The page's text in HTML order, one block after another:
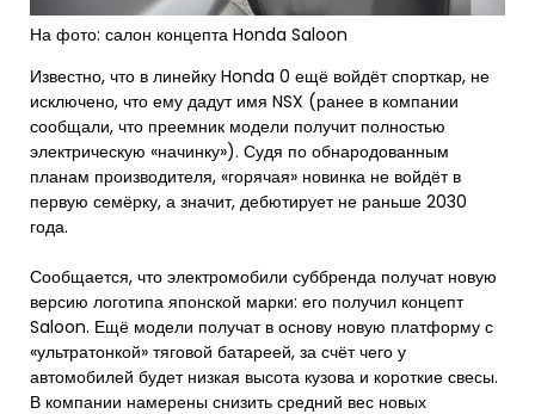
На фото: салон концепта Honda Saloon
Известно, что в линейку Honda 0 ещё войдёт спорткар, не
исключено, что ему дадут имя NSX (ранее в компании
сообщали, что преемник модели получит полностью
электрическую «начинку»). Судя по обнародованным
планам производителя, «горячая» новинка не войдёт в
первую семёрку, а значит, дебютирует не раньше 2030
года.
Сообщается, что электромобили суббренда получат новую
версию логотипа японской марки: его получил концепт
Saloon. Ещё модели получат в основу новую платформу с
«ультратонкой» тяговой батареей, за счёт чего у
автомобилей будет низкая высота кузова и короткие свесы.
В компании намерены снизить средний вес новых